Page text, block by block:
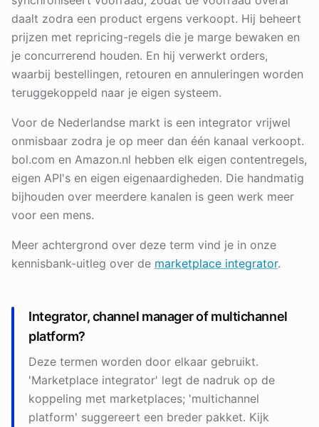
daalt zodra een product ergens verkoopt. Hij beheert
prijzen met repricing-regels die je marge bewaken en
je concurrerend houden. En hij verwerkt orders,
waarbij bestellingen, retouren en annuleringen worden
teruggekoppeld naar je eigen systeem.
Voor de Nederlandse markt is een integrator vrijwel
onmisbaar zodra je op meer dan één kanaal verkoopt.
bol.com en Amazon.nl hebben elk eigen contentregels,
eigen API's en eigen eigenaardigheden. Die handmatig
bijhouden over meerdere kanalen is geen werk meer
voor een mens.
Meer achtergrond over deze term vind je in onze
kennisbank-uitleg over de marketplace integrator.
Integrator, channel manager of multichannel
platform?
Deze termen worden door elkaar gebruikt.
'Marketplace integrator' legt de nadruk op de
koppeling met marketplaces; 'multichannel
platform' suggereert een breder pakket. Kijk